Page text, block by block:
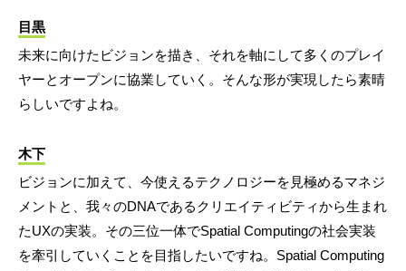
目黒
未来に向けたビジョンを描き、それを軸にして多くのプレイ
ヤーとオープンに協業していく。そんな形が実現したら素晴
らしいですよね。
木下
ビジョンに加えて、今使えるテクノロジーを見極めるマネジ
メントと、我々のDNAであるクリエイティビティから生まれ
たUXの実装。その三位一体でSpatial Computingの社会実装
を牽引していくことを目指したいですね。Spatial Computing